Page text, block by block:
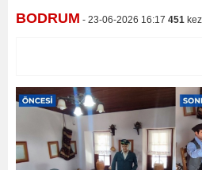
BODRUM - 23-06-2026 16:17 451